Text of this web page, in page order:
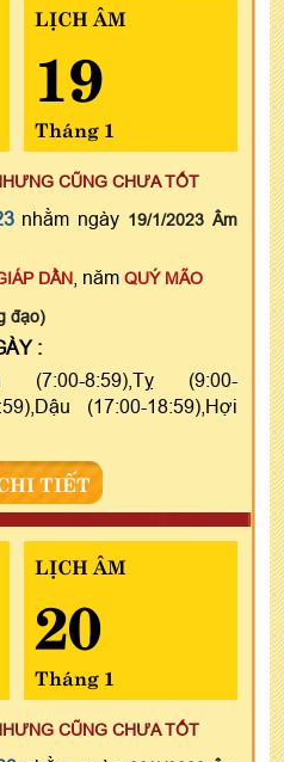
LỊCH ÂM
19
Tháng 1
CŨNG CHƯA TỐT
nhằm ngày 19/1/2023 Âm
DẦN , năm QUÝ MÃO
đạo)
:
(7:00-8:59),Tỵ (9:00-
(17:00-18:59),Hợi
TIẾT
LỊCH ÂM
20
Tháng 1
CŨNG CHƯA TỐT